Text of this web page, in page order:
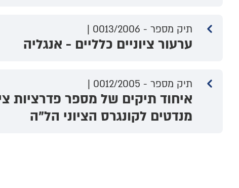
תיק מספר - 0013/2006 |
ערעור ציוניים כלליים - אנגליה
תיק מספר - 0012/2005 |
איחוד תיקים של מספר פדרציות
מנדטים לקונגרס הציוני הל"ה